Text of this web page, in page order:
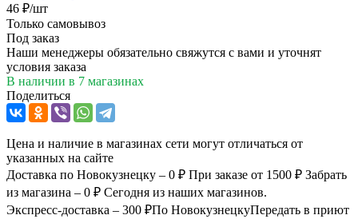
46 ₽/шт
Только самовывоз
Под заказ
Наши менеджеры обязательно свяжутся с вами и уточнят
условия заказа
В наличии в 7 магазинах
Поделиться
Цена и наличие в магазинах сети могут отличаться от
указанных на сайте
Доставка по Новокузнецку – 0 ₽ При заказе от 1500 ₽ Забрать
из магазина – 0 ₽ Сегодня из наших магазинов.
Экспресс-доставка – 300 ₽По НовокузнецкуПередать в приют